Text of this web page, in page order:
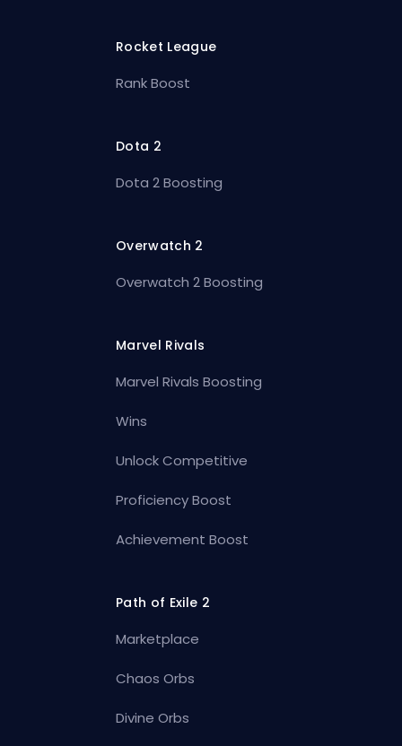
Rocket League
Rank Boost
Dota 2
Dota 2 Boosting
Overwatch 2
Overwatch 2 Boosting
Marvel Rivals
Marvel Rivals Boosting
Wins
Unlock Competitive
Proficiency Boost
Achievement Boost
Path of Exile 2
Marketplace
Chaos Orbs
Divine Orbs